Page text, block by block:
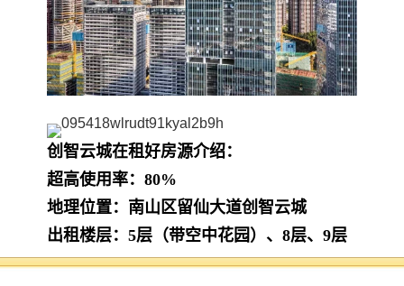
创智云城在租好房源介绍：
超高使用率：80%
地理位置：南山区留仙大道创智云城
出租楼层：5层（带空中花园）、8层、9层
楼层面积：1043平/层，整层租赁不分租